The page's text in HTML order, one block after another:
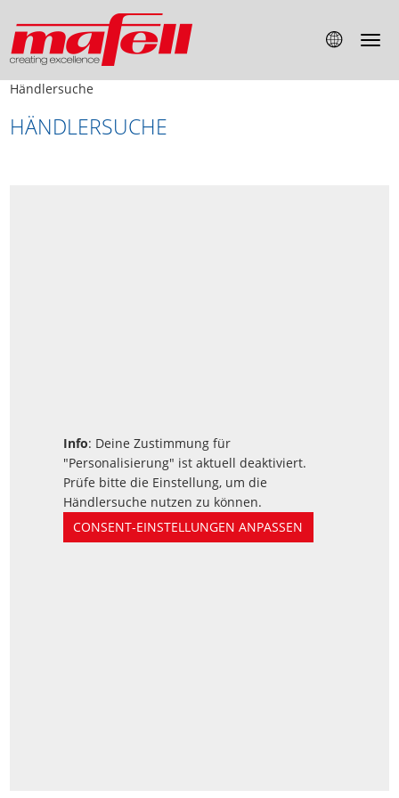
Händlersuche
HÄNDLERSUCHE
Info: Deine Zustimmung für
"Personalisierung" ist aktuell deaktiviert.
Prüfe bitte die Einstellung, um die
Händlersuche nutzen zu können.
CONSENT-EINSTELLUNGEN ANPASSEN